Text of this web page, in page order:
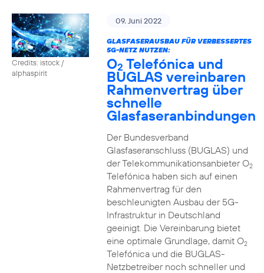
Credits: istock /
alphaspirit
09. Juni 2022
GLASFASERAUSBAU FÜR VERBESSERTES
5G-NETZ NUTZEN:
O2 Telefónica und
BUGLAS vereinbaren
Rahmenvertrag über
schnelle
Glasfaseranbindungen
Der Bundesverband
Glasfaseranschluss (BUGLAS) und
der Telekommunikationsanbieter O2
Telefónica haben sich auf einen
Rahmenvertrag für den
beschleunigten Ausbau der 5G-
Infrastruktur in Deutschland
geeinigt. Die Vereinbarung bietet
eine optimale Grundlage, damit O2
Telefónica und die BUGLAS-
Netzbetreiber noch schneller und